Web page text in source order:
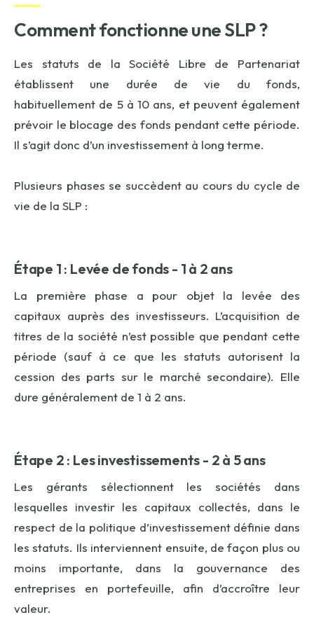
Comment fonctionne une SLP ?
Les statuts de la Société Libre de Partenariat
établissent une durée de vie du fonds,
habituellement de 5 à 10 ans, et peuvent également
prévoir le blocage des fonds pendant cette période.
Il s’agit donc d’un investissement à long terme.
Plusieurs phases se succèdent au cours du cycle de
vie de la SLP :
Étape 1 : Levée de fonds - 1 à 2 ans
La première phase a pour objet la levée des
capitaux auprès des investisseurs. L’acquisition de
titres de la société n’est possible que pendant cette
période (sauf à ce que les statuts autorisent la
cession des parts sur le marché secondaire). Elle
dure généralement de 1 à 2 ans.
Étape 2 : Les investissements - 2 à 5 ans
Les gérants sélectionnent les sociétés dans
lesquelles investir les capitaux collectés, dans le
respect de la politique d’investissement définie dans
les statuts. Ils interviennent ensuite, de façon plus ou
moins importante, dans la gouvernance des
entreprises en portefeuille, afin d’accroître leur
valeur.